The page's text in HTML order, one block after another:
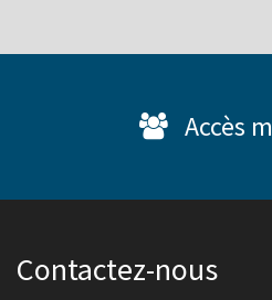
Accès
Contactez-nous